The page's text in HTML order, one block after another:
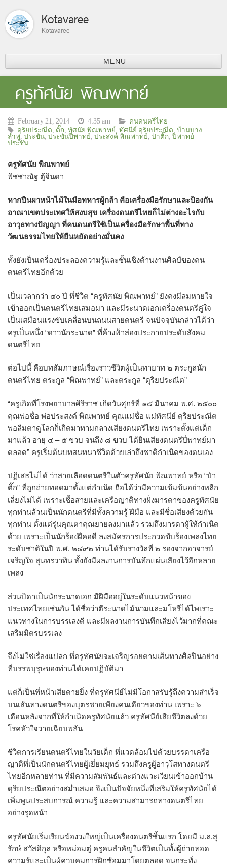
Kotavaree
Kotavaree
MENU
ครูทัศนัย พิณพาทย์
February 21, 2014 4:35 am
คนดนตรีไทย
ดุริยประณีต
ติ๊ก ทัศนัย พิณพาทย์ ทัศนีย์ ดุริยประณีต บ้านบาง
ลำพู, ประชัน ประชันปี่พาทย์ ประสงค์ พิณพาทย์ ป๋าติ๊ก ปี่พาทย์
ประชัน
ครูทัศนัย พิณพาทย์
พิชชาณัฐ ตู้จินดา
หากปืนผาหน้าไม้ในมือทหารผู้กล้า คือเครื่องมือรักษาและป้องกัน
อาณาเขตประเทศให้สงบสุข เครื่องดนตรีไทยก็ไม่ต่างอะไรกับ
อาวุธทางปัญญา ที่คนดนตรีใช้เป็นเครื่องมือรักษาพื้นที่ทาง
วัฒนธรรมไทยให้ยืนหยัดอย่างมั่นคง
ทั้งยังเป็นเครื่องประลองความรู้และชั้นเชิงด้านงานศิลป์ของคน
ดนตรีไทยอีกด้วย
เป็นเวลากว่า ๔๐ ปี ที่ชีวิต “ครูทัศนัย พิณพาทย์” ยังคงมีลมหายใจ
เข้าออกเป็นดนตรีไทยเสมอมา และมีระนาดเอกเครื่องดนตรีคู่ใจ
เป็นเสมือนแรงขับเคลื่อนบนถนนสายดนตรี จนปัจจุบันกล่าวได้ว่า
ครูเป็นหนึ่ง “ดาวนักระนาด” ที่ค้างฟ้าส่องประกายประดับสังคม
ดนตรีไทย
ต่อไปนี้ คือบทสัมภาษณ์เรื่องราวชีวิตผู้เป็นทายาท ๒ ตระกูลนัก
ดนตรีไทย ตระกูล “พิณพาทย์” และตระกูล “ดุริยประณีต”
“ครูเกิดที่โรงพยาบาลศิริราช เกิดวันศุกร์ที่ ๑๕ มีนาคม พ.ศ. ๒๕๐๐
คุณพ่อชื่อ พ่อประสงค์ พิณพาทย์ คุณแม่ชื่อ แม่ทัศนีย์ ดุริยประณีต
พอลืมตาดูโลกก็เกิดมาทามกลางเสียงดนตรีไทย เพราะตั้งแต่เด็ก
มาแล้ว อายุ ๔ – ๕ ขวบ จนถึง ๘ ขวบ ได้ยินเสียงดนตรีปี่พาทย์มา
ตลอด” ครูเริ่มต้นบทสนทนาชีวิตด้วยเล่าถึงชาติกำเนิดของตนเอง
ปฏิเสธไม่ได้ ว่าสายเลือดดนตรีในตัวครูทัศนัย พิณพาทย์ หรือ “ป๋า
ติ๊ก” ที่ถูกถ่ายทอดมาตั้งแต่กำเนิด ถือได้ว่ามีความเข้มข้นอย่างหลีก
เลี่ยงไม่ได้ เพราะเชื้อสายและเครือญาติทางฝั่งมารดาของครูทัศนัย
ทุกท่านล้วนเป็นนักดนตรีที่มีทั้งความรู้ ฝีมือ และมีชื่อเสียงด้วยกัน
ทุกท่าน ตั้งแต่รุ่นคุณตาคุณยายลงมาแล้ว รวมถึงมารดาผู้ให้กำเนิด
ด้วย เพราะเป็นนักร้องฝีคอดี ลงสมัครการประกวดขับร้องเพลงไทย
ระดับชาติในปี พ.ศ. ๒๔๙๒ ท่านได้รับรางวัลที่ ๒ รองจากอาจารย์
เจริญใจ สุนทรวาทิน ทั้งยังมีผลงานการบันทึกแผ่นเสียงไว้อีกหลาย
เพลง
ส่วนบิดาเป็นนักระนาดเอก มีฝีมืออยู่ในระดับแนวหน้าของ
ประเทศไทยเช่นกัน ได้ชื่อว่าตีระนาดไม้นวมและมโหรีได้ไพเราะ
แนวทางในการบรรเลงดี และมีผลงานการบันทึกเสียงไว้มากที่คณะ
เสริมมิตรบรรเลง
จึงไม่ใช่เรื่องแปลก ที่ครูทัศนัยจะเจริญรอยตามเส้นทางศิลปินอย่าง
ที่บรรพบุรุษของท่านได้เคยปฏิบัติมา
แต่ก็เป็นที่หน้าเสียดายยิ่ง ที่ครูทัศนีย์ไม่มีโอกาสรับรู้ถึงความสำเร็จ
บนเส้นทางดนตรีของบุตรชายเพียงคนเดียวของท่าน เพราะ ๖
เดือนหลังจากที่ให้กำเนิดครูทัศนัยแล้ว ครูทัศนีย์เสียชีวิตลงด้วย
โรคหัวใจวายเฉียบพลัน
ชีวิตการเรียนดนตรีไทยในวัยเด็ก ที่แวดล้อมไปด้วยบรรดาเครือ
ญาติที่เป็นนักดนตรีไทยผู้เยี่ยมยุทธ์ รวมถึงครูผู้อาวุโสทางดนตรี
ไทยอีกหลายท่าน ที่มีความสัมพันธ์และต่างแวะเวียนเข้าออกบ้าน
ดุริยประณีตอย่างสม่ำเสมอ จึงเป็นปัจจัยหนึ่งที่เสริมให้ครูทัศนัยได้
เพิ่มพูนประสบการณ์ ความรู้ และความสามารถทางดนตรีไทย
อย่างรุดหน้า
ครูทัศนัยเริ่มเรียนฆ้องวงใหญ่เป็นเครื่องดนตรีชิ้นแรก โดยมี ม.ล.สุ
รักษ์ สวัสดิกุล หรือหม่อมตู๋ ครูคนสำคัญในชีวิตเป็นทั้งผู้ถ่ายทอด
ความรู้และเป็นผู้ควบคุมการฝึกซ้อมมาโดยตลอด จนกระทั่ง